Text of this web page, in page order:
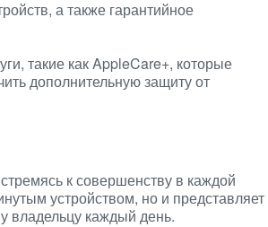
а также гарантийное
такие как AppleCare+, которые
дополнительную защиту от
к совершенству в каждой
устройством, но и представляет
владельцу каждый день.